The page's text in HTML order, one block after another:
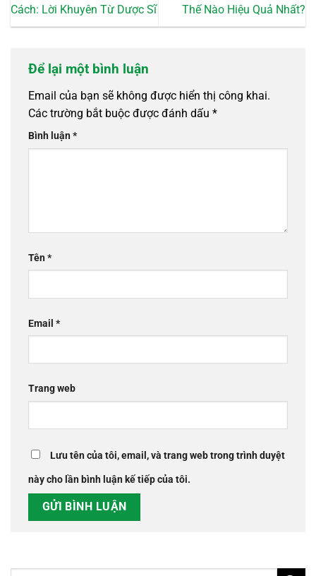
Cách: Lời Khuyên Từ Dược Sĩ
Thế Nào Hiệu Quả Nhất?
Để lại một bình luận
Email của bạn sẽ không được hiển thị công khai.
Các trường bắt buộc được đánh dấu *
Bình luận*
Tên*
Email *
Trang web
Lưu tên của tôi, email, và trang web trong trình duyệt
này cho lần bình luận kế tiếp của tôi.